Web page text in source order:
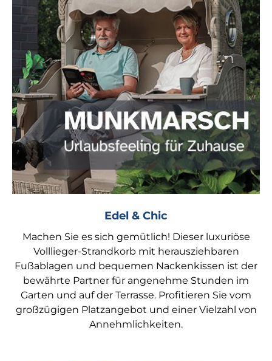
Edel & Chic
Machen Sie es sich gemütlich! Dieser luxuriöse
Volllieger-Strandkorb mit herausziehbaren
Fußablagen und bequemen Nackenkissen ist der
bewährte Partner für angenehme Stunden im
Garten und auf der Terrasse. Profitieren Sie vom
großzügigen Platzangebot und einer Vielzahl von
Annehmlichkeiten.